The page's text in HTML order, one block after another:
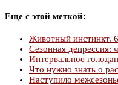
Еще с этой меткой:
Животный инстинкт.
Сезонная депрессия:
Интервальное
Что нужно знать о
Наступило